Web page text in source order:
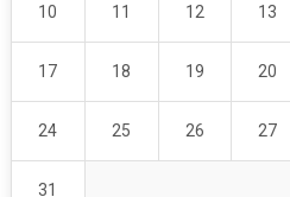
10 11 12 13
17 18 19 20
24 25 26 27
31